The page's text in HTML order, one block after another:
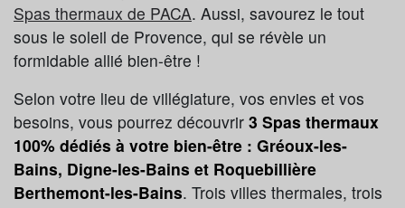
Spas thermaux de PACA. Aussi, savourez le tout
sous le soleil de Provence, qui se révèle un
formidable allié bien-être !
Selon votre lieu de villégiature, vos envies et vos
besoins, vous pourrez découvrir 3 Spas thermaux
100% dédiés à votre bien-être : Gréoux-les-
Bains, Digne-les-Bains et Roquebillière
Berthemont-les-Bains. Trois villes thermales, trois